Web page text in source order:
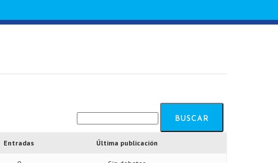
Entradas Última publicación